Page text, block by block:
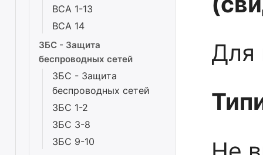
ВСА 1-13
ВСА 14
ЗБС - Защита
беспроводных сетей
ЗБС - Защита
беспроводных сетей
ЗБС 1-2
ЗБС 3-8
ЗБС 9-10
Для